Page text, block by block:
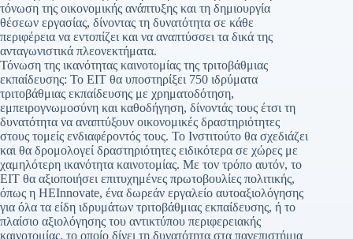
τόνωση της οικονομικής ανάπτυξης και τη δημιουργία
θέσεων εργασίας, δίνοντας τη δυνατότητα σε κάθε
περιφέρεια να εντοπίζει και να αναπτύσσει τα δικά της
ανταγωνιστικά πλεονεκτήματα.
Τόνωση της ικανότητας καινοτομίας της τριτοβάθμιας
εκπαίδευσης: Το ΕΙΤ θα υποστηρίξει 750 ιδρύματα
τριτοβάθμιας εκπαίδευσης με χρηματοδότηση,
εμπειρογνωμοσύνη και καθοδήγηση, δίνοντάς τους έτσι τη
δυνατότητα να αναπτύξουν οικονομικές δραστηριότητες
στους τομείς ενδιαφέροντός τους. Το Ινστιτούτο θα σχεδιάζει
και θα δρομολογεί δραστηριότητες ειδικότερα σε χώρες με
χαμηλότερη ικανότητα καινοτομίας. Με τον τρόπο αυτόν, το
ΕΙΤ θα αξιοποιήσει επιτυχημένες πρωτοβουλίες πολιτικής,
όπως η HEInnovate, ένα δωρεάν εργαλείο αυτοαξιολόγησης
για όλα τα είδη ιδρυμάτων τριτοβάθμιας εκπαίδευσης, ή το
πλαίσιο αξιολόγησης του αντικτύπου περιφερειακής
καινοτομίας, το οποίο δίνει τη δυνατότητα στα πανεπιστήμια